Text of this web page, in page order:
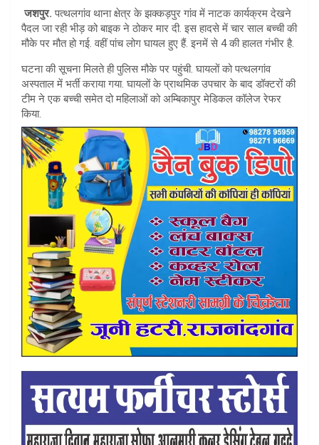
s
A
p
p
e
जशपुर. पत्थलगांव थाना क्षेत्र के झक्कड़पुर गांव में नाटक कार्यक्रम देखने
पैदल जा रही भीड़ को बाइक ने ठोकर मार दी. इस हादसे में चार साल बच्ची की
मौके पर मौत हो गई. वहीं पांच लोग घायल हुए हैं. इनमें से 4 की हालत गंभीर है.
घटना की सूचना मिलते ही पुलिस मौके पर पहुंची. घायलों को पत्थलगांव
अस्पताल में भर्ती कराया गया. घायलों के प्राथमिक उपचार के बाद डॉक्टरों की
टीम ने एक बच्ची समेत दो महिलाओं को अम्बिकापुर मेडिकल कॉलेज रेफर
किया.